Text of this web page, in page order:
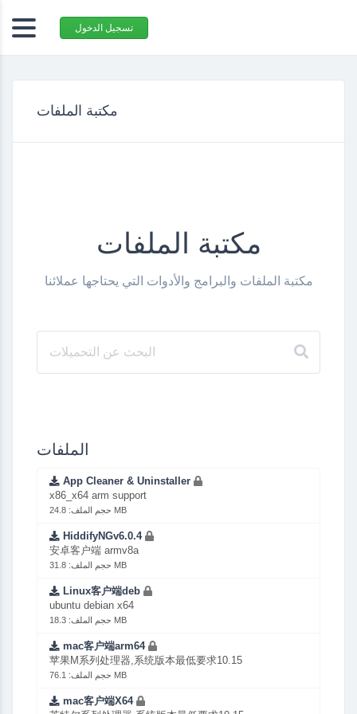
تسجيل الدخول
مكتبة الملفات
مكتبة الملفات
مكتبة الملفات والبرامج والأدوات التي يحتاجها عملائنا
الملفات
App Cleaner & Uninstaller
x86_x64 arm support
حجم الملف: 24.8 MB
HiddifyNGv6.0.4
安卓客户端 armv8a
حجم الملف: 31.8 MB
Linux客户端deb
ubuntu debian x64
حجم الملف: 18.3 MB
mac客户端arm64
苹果M系列处理器,系统版本最低要求10.15
حجم الملف: 76.1 MB
mac客户端X64